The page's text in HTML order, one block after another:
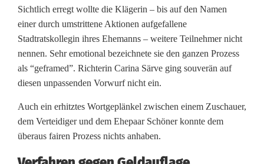
Sichtlich erregt wollte die Klägerin – bis auf den Namen
einer durch umstrittene Aktionen aufgefallene
Stadtratskollegin ihres Ehemanns – weitere Teilnehmer nicht
nennen. Sehr emotional bezeichnete sie den ganzen Prozess
als “geframed”. Richterin Carina Särve ging souverän auf
diesen unpassenden Vorwurf nicht ein.
Auch ein erhitztes Wortgeplänkel zwischen einem Zuschauer,
dem Verteidiger und dem Ehepaar Schöner konnte dem
überaus fairen Prozess nichts anhaben.